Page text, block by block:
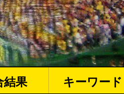
結果 キーワード